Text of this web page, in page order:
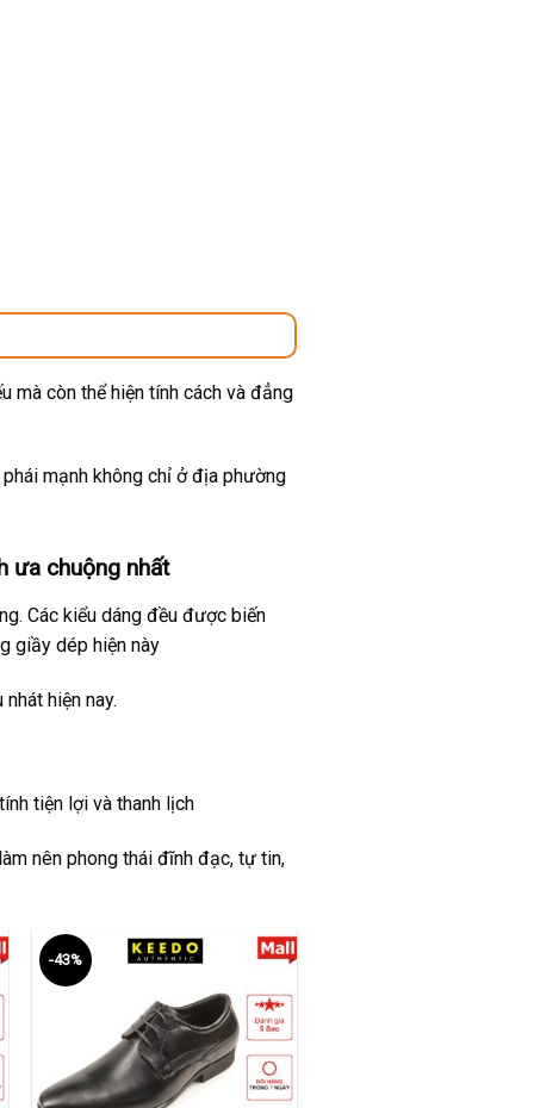
còn thể hiện tính cách và đẳng
mạnh không chỉ ở địa phường
ưa chuộng nhất
Các kiểu dáng đều được biến
giầy dép hiện này
hiện nay.
tiện lợi và thanh lịch
nên phong thái đĩnh đạc, tự tin,
-43%